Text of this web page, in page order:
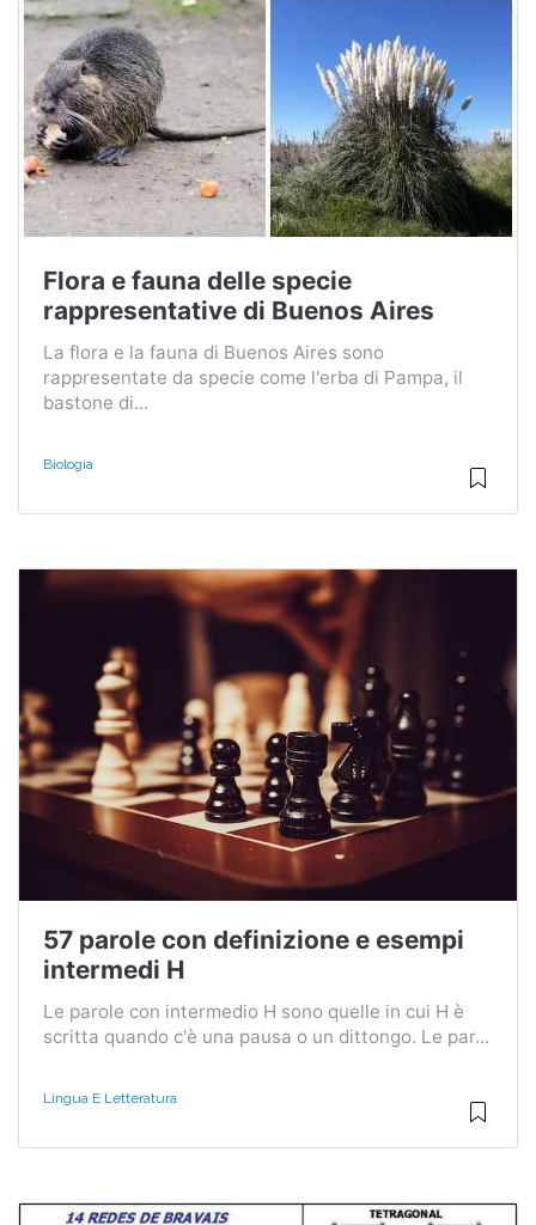
Flora e fauna delle specie
rappresentative di Buenos Aires
La flora e la fauna di Buenos Aires sono
rappresentate da specie come l'erba di Pampa, il
bastone di...
Biologia
57 parole con definizione e esempi
intermedi H
Le parole con intermedio H sono quelle in cui H è
scritta quando c'è una pausa o un dittongo. Le par...
Lingua E Letteratura